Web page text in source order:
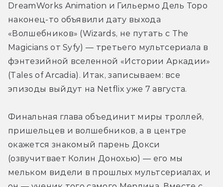
DreamWorks Animation и Гильермо Дель Торо
наконец-то объявили дату выхода
«Волшебников» (Wizards, не путать с The
Magicians от Syfy) — третьего мультсериала в
фэнтезийной вселенной «Истории Аркадии»
(Tales of Arcadia). Итак, записываем: все
эпизоды выйдут на Netflix уже 7 августа.
Финальная глава объединит миры троллей,
пришельцев и волшебников, а в центре
окажется знакомый парень Докси
(озвучитвает Колин Донохью) — его мы
мельком видели в прошлых мультсериалах, и